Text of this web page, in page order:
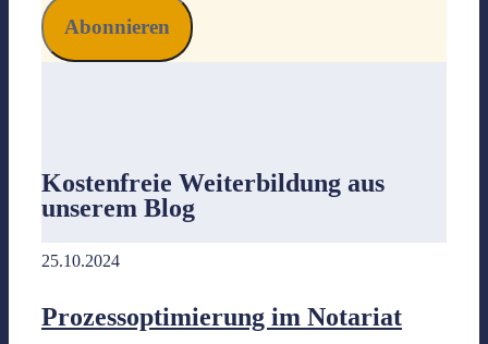
Kostenfreie Weiterbildung aus
unserem Blog
25.10.2024
Prozessoptimierung im Notariat